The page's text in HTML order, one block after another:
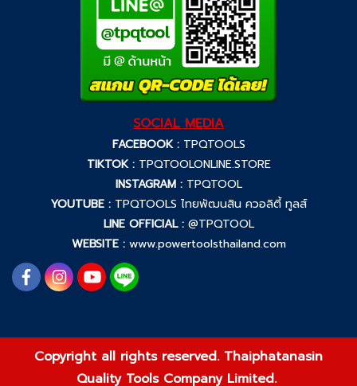
SOCIAL MEDIA
FACEBOOK : TPQTOOLS
TIKTOK : TPQTOOLONLINE.STORE
INSTAGRAM : TPQTOOL
YOUTUBE : TPQTOOLS ไทยพัฒนสิน ควอลิตี้ ทูลส์
LINE OFFICIAL : @TPQTOOL
WEBSITE : www.powertoolsthailand.com
Copyright all rights reserved. Thaiphatanasin
Quality Tools Company Limited.